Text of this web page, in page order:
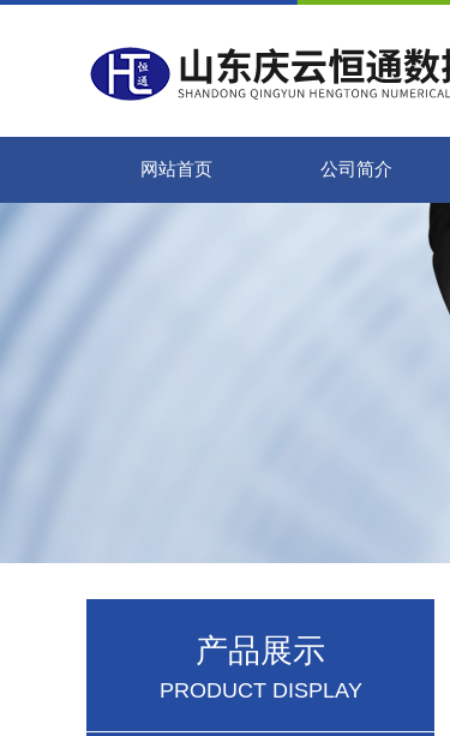
网站首页 公司简介
产品展示
PRODUCT DISPLAY